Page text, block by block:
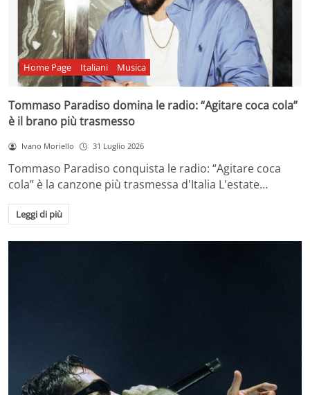
Home Page Italiani Musica
Tommaso Paradiso domina le radio: “Agitare coca cola”
è il brano più trasmesso
Ivano Moriello 31 Luglio 2026
Tommaso Paradiso conquista le radio: “Agitare coca
cola” è la canzone più trasmessa d'Italia L'estate…
Leggi di più